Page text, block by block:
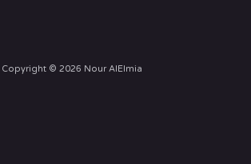
Copyright © 2026 Nour AlElmia